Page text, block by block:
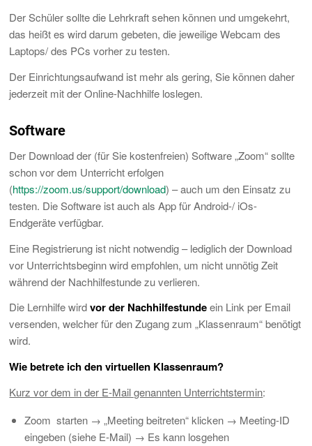
Der Schüler sollte die Lehrkraft sehen können und umgekehrt,
das heißt es wird darum gebeten, die jeweilige Webcam des
Laptops/ des PCs vorher zu testen.
Der Einrichtungsaufwand ist mehr als gering, Sie können daher
jederzeit mit der Online-Nachhilfe loslegen.
Software
Der Download der (für Sie kostenfreien) Software „Zoom“ sollte
schon vor dem Unterricht erfolgen
(https://zoom.us/support/download) – auch um den Einsatz zu
testen. Die Software ist auch als App für Android-/ iOs-
Endgeräte verfügbar.
Eine Registrierung ist nicht notwendig – lediglich der Download
vor Unterrichtsbeginn wird empfohlen, um nicht unnötig Zeit
während der Nachhilfestunde zu verlieren.
Die Lernhilfe wirdvor der Nachhilfestundeein Link per Email
versenden, welcher für den Zugang zum „Klassenraum“ benötigt
wird.
Wie betrete ich den virtuellen Klassenraum?
Kurz vor dem in der E-Mail genannten Unterrichtstermin:
Zoom starten → „Meeting beitreten“ klicken → Meeting-ID
eingeben (siehe E-Mail) → Es kann losgehen